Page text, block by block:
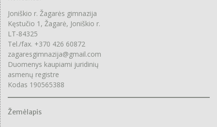
Joniškio r. Žagarės gimnazija
Kęstučio 1, Žagarė, Joniškio r.
LT-84325
Tel./fax. +370 426 60872
zagaresgimnazija@gmail.com
Duomenys kaupiami juridinių
asmenų registre
Kodas 190565388
Žemėlapis